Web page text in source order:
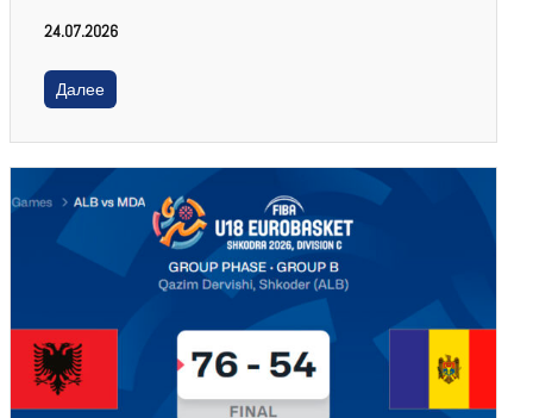
24.07.2026
Далее